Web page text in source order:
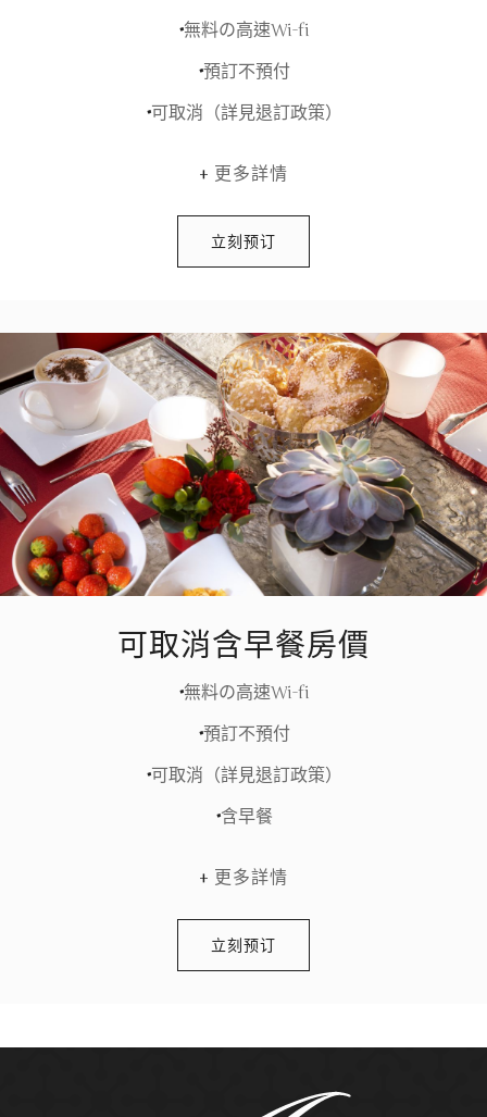
無料の高速Wi-fi
預訂不預付
可取消（詳見退訂政策）
更多詳情
立刻预订
可取消含早餐房價
無料の高速Wi-fi
預訂不預付
可取消（詳見退訂政策）
含早餐
更多詳情
立刻预订